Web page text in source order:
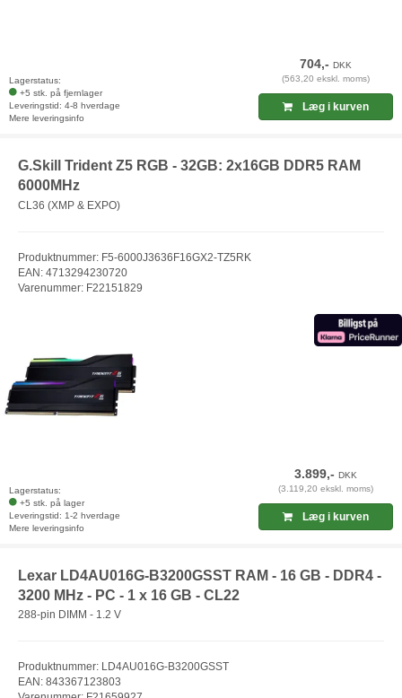
Lagerstatus:
+5 stk. på fjernlager
Leveringstid: 4-8 hverdage
Mere leveringsinfo
704,-DKK
(563,20 ekskl. moms)
Læg i kurven
G.Skill Trident Z5 RGB - 32GB: 2x16GB DDR5 RAM
6000MHz
CL36 (XMP & EXPO)
Produktnummer: F5-6000J3636F16GX2-TZ5RK
EAN: 4713294230720
Varenummer: F22151829
Lagerstatus:
+5 stk. på lager
Leveringstid: 1-2 hverdage
Mere leveringsinfo
3.899,-DKK
(3.119,20 ekskl. moms)
Læg i kurven
Lexar LD4AU016G-B3200GSST RAM - 16 GB - DDR4 -
3200 MHz - PC - 1 x 16 GB - CL22
288-pin DIMM - 1.2 V
Produktnummer: LD4AU016G-B3200GSST
EAN: 843367123803